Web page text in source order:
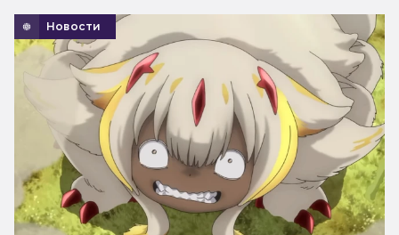
Новости